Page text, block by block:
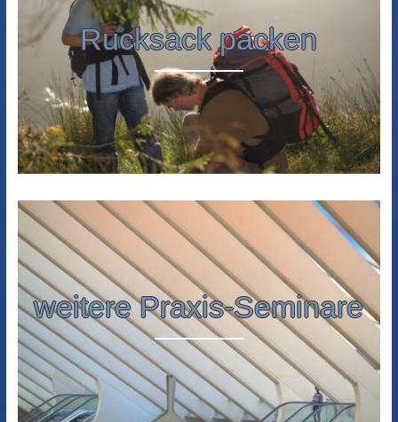
Rucksack packen
weitere Praxis-Seminare